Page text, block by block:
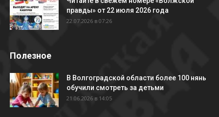
правды» от 22 июля 2026 года
22.07.2026 в 07:26
Полезное
В Волгоградской области более 100 нянь
обучили смотреть за детьми
21.06.2026 в 14:05